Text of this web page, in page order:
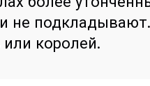
не
королей.